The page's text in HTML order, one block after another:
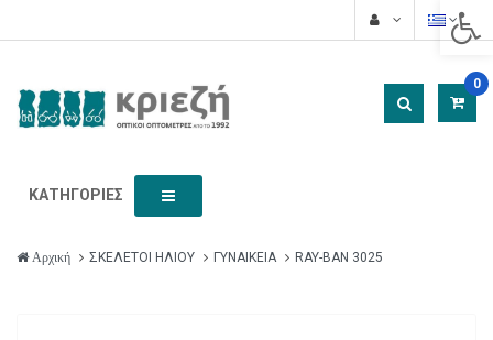
0
ΚΑΤΗΓΟΡΊΕΣ
Αρχική ΣΚΕΛΕΤΟΙ ΗΛΙΟΥ ΓΥΝΑΙΚΕΙΑ RAY-BAN 3025